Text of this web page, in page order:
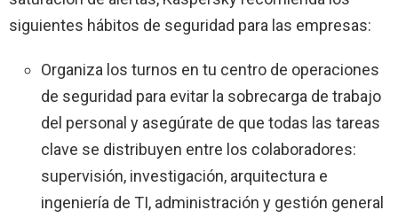
siguientes hábitos de seguridad para las empresas:
Organiza los turnos en tu centro de operaciones
de seguridad para evitar la sobrecarga de trabajo
del personal y asegúrate de que todas las tareas
clave se distribuyen entre los colaboradores:
supervisión, investigación, arquitectura e
ingeniería de TI, administración y gestión general